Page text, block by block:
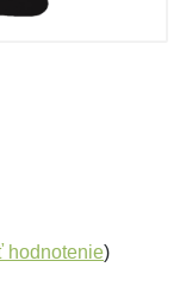
hodnotenie)